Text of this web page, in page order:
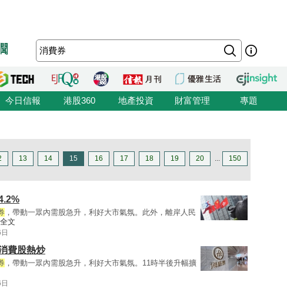
今日信報 港股360 地產投資 財富管理 專題
13 14 15 16 17 18 19 20 ... 150
，帶動一眾內需股急升，利好大市氣氛。此外，離岸人民
全文
費股熱炒
，帶動一眾內需股急升，利好大市氣氛。11時半後升幅擴